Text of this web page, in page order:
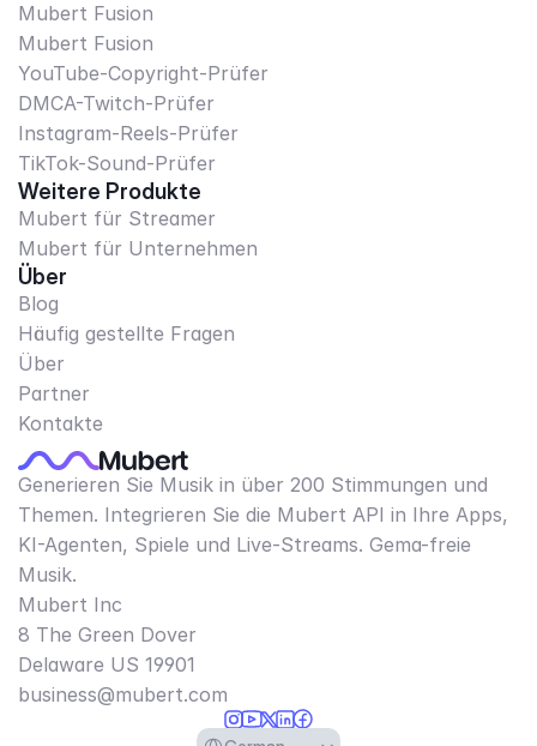
Mubert Fusion
Mubert Fusion
YouTube-Copyright-Prüfer
DMCA-Twitch-Prüfer
Instagram-Reels-Prüfer
TikTok-Sound-Prüfer
Weitere Produkte
Mubert für Streamer
Mubert für Unternehmen
Über
Blog
Häufig gestellte Fragen
Über
Partner
Kontakte
Generieren Sie Musik in über 200 Stimmungen und
Themen. Integrieren Sie die Mubert API in Ihre Apps,
KI-Agenten, Spiele und Live-Streams. Gema-freie
Musik.
Mubert Inc
8 The Green Dover
Delaware US 19901​
business@mubert.com
Select Language